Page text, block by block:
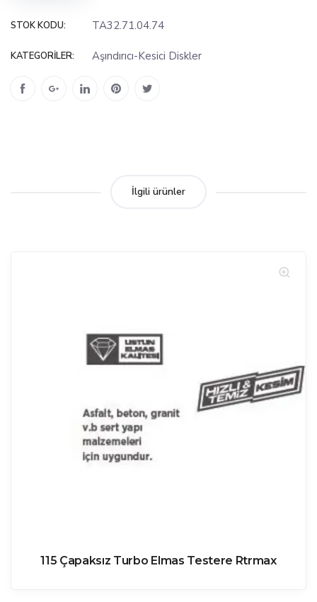
STOK KODU: TA32.71.04.74
KATEGORILER: Aşındırıcı-Kesici Diskler
İlgili ürünler
115 Çapaksız Turbo Elmas Testere Rtrmax